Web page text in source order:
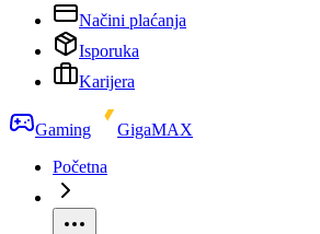
Načini plaćanja
Isporuka
Karijera
Gaming
GigaMAX
Početna